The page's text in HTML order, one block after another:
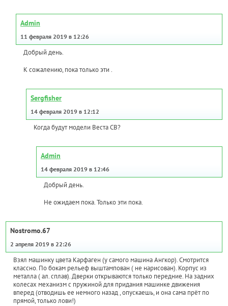
Admin
11 февраля 2019 в 12:26
Добрый день.
К сожалению, пока только эти .
Sergfisher
14 февраля 2019 в 12:12
Когда будут модели Веста СВ?
Admin
14 февраля 2019 в 12:46
Добрый день.
Не ожидаем пока. Только эти пока.
Nostromo.67
2 апреля 2019 в 22:26
Взял машинку цвета Карфаген (у самого машина Ангкор). Смотрится
классно. По бокам рельеф выштампован ( не нарисован). Корпус из
металла ( ал. сплав). Дверки открываются только передние. На задних
колесах механизм с пружиной для придания машинке движения
вперед (отводишь ее немного назад , опускаешь, и она сама прёт по
прямой, только лови!)